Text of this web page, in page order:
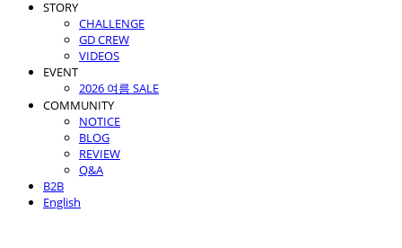
STORY
CHALLENGE
GD CREW
VIDEOS
EVENT
2026 여름 SALE
COMMUNITY
NOTICE
BLOG
REVIEW
Q&A
B2B
English